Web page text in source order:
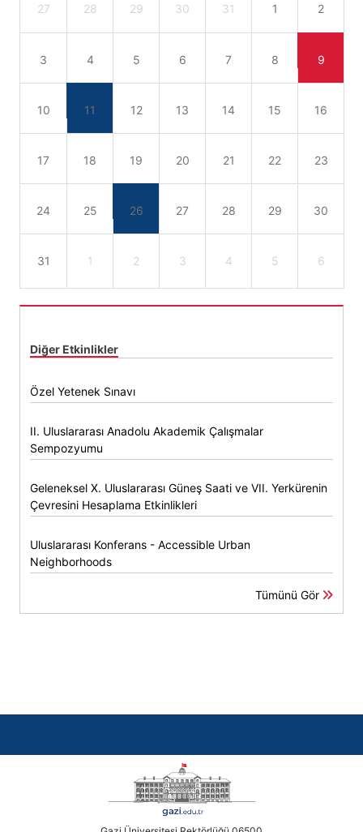
27 28 29 30 31 1 2
3 4 5 6 7 8 9
10 11 12 13 14 15 16
17 18 19 20 21 22 23
24 25 26 27 28 29 30
31 1 2 3 4 5 6
Diğer Etkinlikler
Özel Yetenek Sınavı
II. Uluslararası Anadolu Akademik Çalışmalar
Sempozyumu
Geleneksel X. Uluslararası Güneş Saati ve VII. Yerkürenin
Çevresini Hesaplama Etkinlikleri
Uluslararası Konferans - Accessible Urban
Neighborhoods
Tümünü Gör